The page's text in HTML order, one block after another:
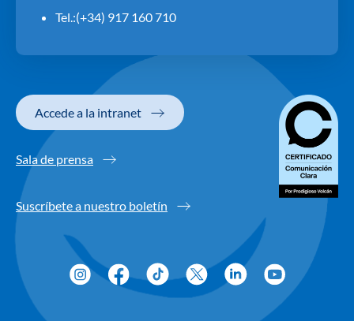
Tel.:(+34) 917 160 710
Accede a la intranet
Sala de prensa
Suscríbete a nuestro boletín